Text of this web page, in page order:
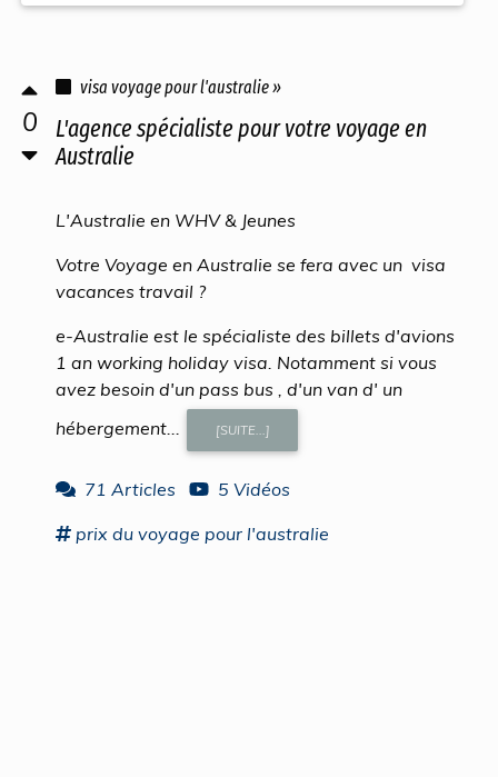
0
visa voyage pour l'australie »
L'agence spécialiste pour votre voyage en
Australie
L'Australie en WHV & Jeunes
Votre Voyage en Australie se fera avec un visa
vacances travail ?
e-Australie est le spécialiste des billets d'avions
1 an working holiday visa. Notamment si vous
avez besoin d'un pass bus , d'un van d' un
hébergement...
[SUITE...]
71 Articles
5 Vidéos
prix du voyage pour l'australie